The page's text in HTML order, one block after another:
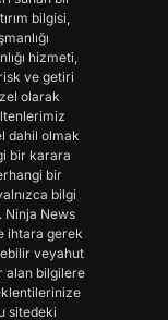
bilgisi,
hizmeti,
ve getiri
olarak
dahil olmak
bir karara
bir
bilgi
Ninja News
ihtara gerek
veyahut
alan bilgilere
sitedeki